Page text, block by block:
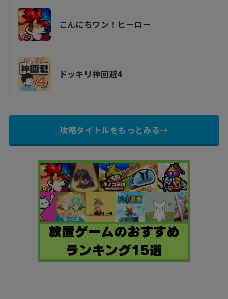
こんにちワン！ヒーロー
ドッキリ神回避4
攻略タイトルをもっとみる→